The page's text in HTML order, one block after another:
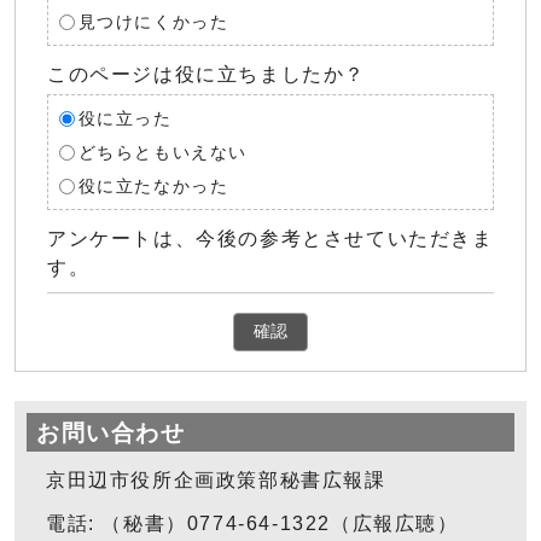
見つけにくかった
このページは役に立ちましたか？
役に立った
どちらともいえない
役に立たなかった
アンケートは、今後の参考とさせていただきま
す。
確認
お問い合わせ
京田辺市役所企画政策部秘書広報課
電話: （秘書）0774-64-1322（広報広聴）